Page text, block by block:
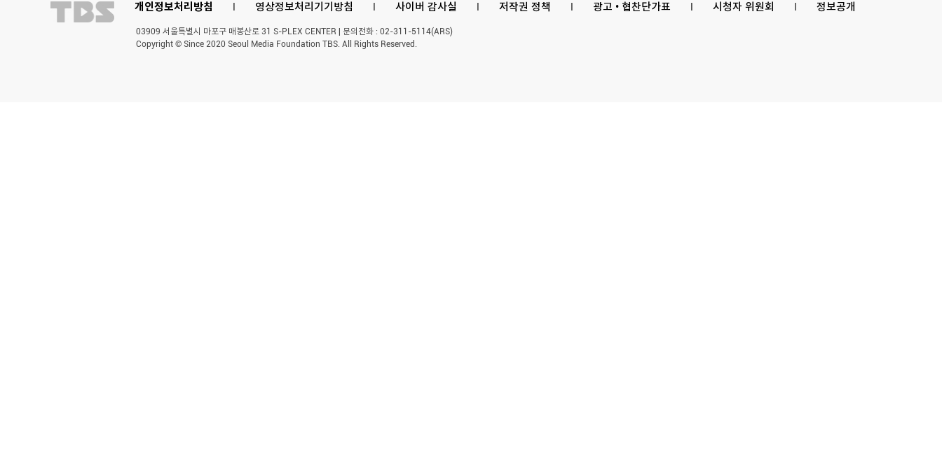
개인정보처리방침 l 영상정보처리기기방침 l 사이버 감사실 l 저작권 정책 l 광고 • 협찬단가표 l 시청자 위원회 l 정보공개
03909 서울특별시 마포구 매봉산로 31 S-PLEX CENTER | 문의전화 : 02-311-5114(ARS)
Copyright © Since 2020 Seoul Media Foundation TBS. All Rights Reserved.